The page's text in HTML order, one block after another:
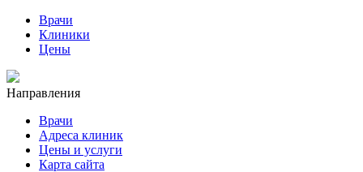
Врачи
Клиники
Цены
Направления
Врачи
Адреса клиник
Цены и услуги
Карта сайта